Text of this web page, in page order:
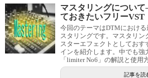
マスタリングについ
ておきたいフリーVST
今回のテーマはDTMにおけ
スタリングです。マスタリン
スターエフェクトとしておす
インを紹介します。中でも強
「limiter No6」の解説と使用
記事を読